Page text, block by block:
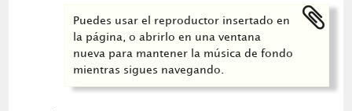
Puedes usar el reproductor insertado en
la página, o abrirlo en una ventana
nueva para mantener la música de fondo
mientras sigues navegando.